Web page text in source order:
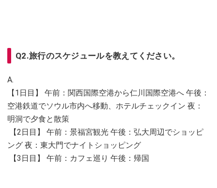
Q2.旅行のスケジュールを教えてください。
A.
【1日目】 午前：関西国際空港から仁川国際空港へ 午後：
空港鉄道でソウル市内へ移動、ホテルチェックイン 夜：
明洞で夕食と散策
【2日目】 午前：景福宮観光 午後：弘大周辺でショッピ
ング 夜：東大門でナイトショッピング
【3日目】 午前：カフェ巡り 午後：帰国